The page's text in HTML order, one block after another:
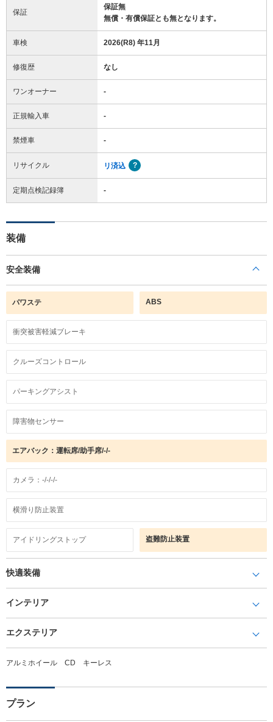
保証
保証無
無償・有償保証とも無となります。
車検 2026(R8) 年11月
修復歴 なし
ワンオーナー -
正規輸入車 -
禁煙車 -
リサイクル リ済込
定期点検記録簿 -
装備
安全装備
パワステ ABS
衝突被害軽減ブレーキ
クルーズコントロール
パーキングアシスト
障害物センサー
エアバック：運転席/助手席/-/-
カメラ：-/-/-/-
横滑り防止装置
アイドリングストップ 盗難防止装置
快適装備
インテリア
エクステリア
アルミホイール CD キーレス
プラン